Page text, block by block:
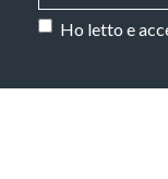
Consenso*
Ho letto e